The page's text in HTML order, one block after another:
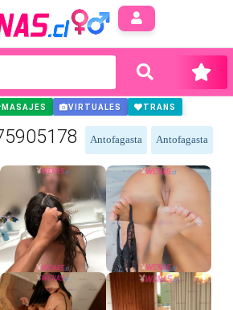
MASAJES VIRTUALES TRANS
Antofagasta Antofagasta